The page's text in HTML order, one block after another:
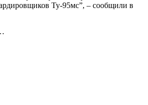
Ту-95мс”, – сообщили в